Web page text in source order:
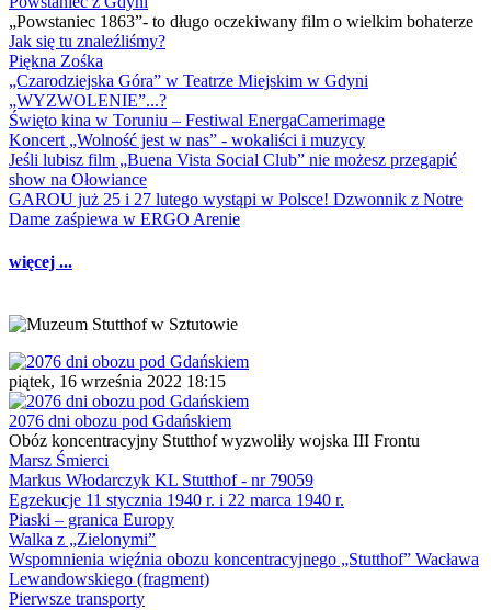
„Powstaniec 1863”- to długo oczekiwany film o wielkim bohaterze
Jak się tu znaleźliśmy?
Piękna Zośka
„Czarodziejska Góra” w Teatrze Miejskim w Gdyni
„WYZWOLENIE”...?
Święto kina w Toruniu – Festiwal EnergaCamerimage
Koncert „Wolność jest w nas” - wokaliści i muzycy
Jeśli lubisz film „Buena Vista Social Club” nie możesz przegapić
show na Ołowiance
GAROU już 25 i 27 lutego wystąpi w Polsce! Dzwonnik z Notre
Dame zaśpiewa w ERGO Arenie
więcej ...
piątek, 16 września 2022 18:15
2076 dni obozu pod Gdańskiem
Obóz koncentracyjny Stutthof wyzwoliły wojska III Frontu
Marsz Śmierci
Markus Włodarczyk KL Stutthof - nr 79059
Egzekucje 11 stycznia 1940 r. i 22 marca 1940 r.
Piaski – granica Europy
Walka z „Zielonymi”
Wspomnienia więźnia obozu koncentracyjnego „Stutthof” Wacława
Lewandowskiego (fragment)
Pierwsze transporty